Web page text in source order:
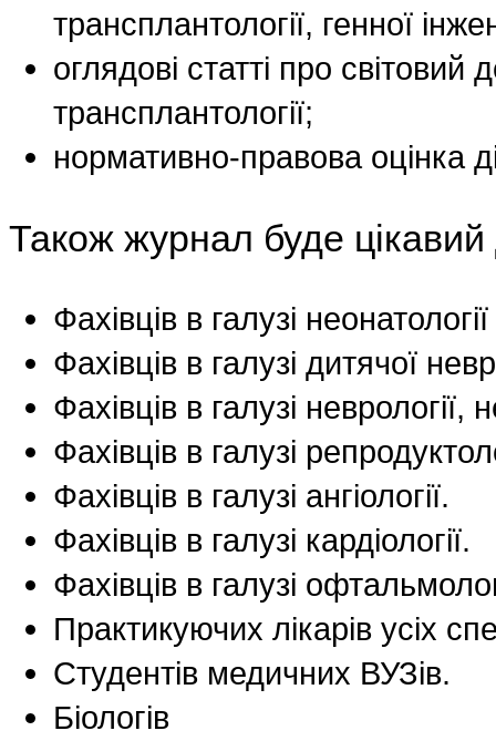
трансплантології, генної
оглядові статті про світовий
трансплантології;
нормативно-правова оцінка
Також журнал буде
Фахівців в галузі
Фахівців в галузі дитячої
Фахівців в галузі неврології,
Фахівців в галузі
Фахівців в галузі ангіології.
Фахівців в галузі кардіології.
Фахівців в галузі
Практикуючих лікарів усіх
Студентів медичних ВУЗів.
Біологів